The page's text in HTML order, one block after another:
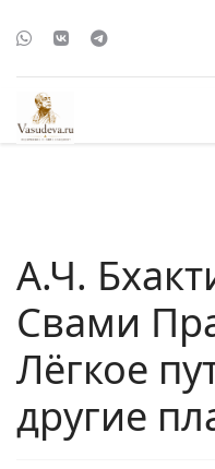
А.Ч.
Свами
Лёгкое
другие